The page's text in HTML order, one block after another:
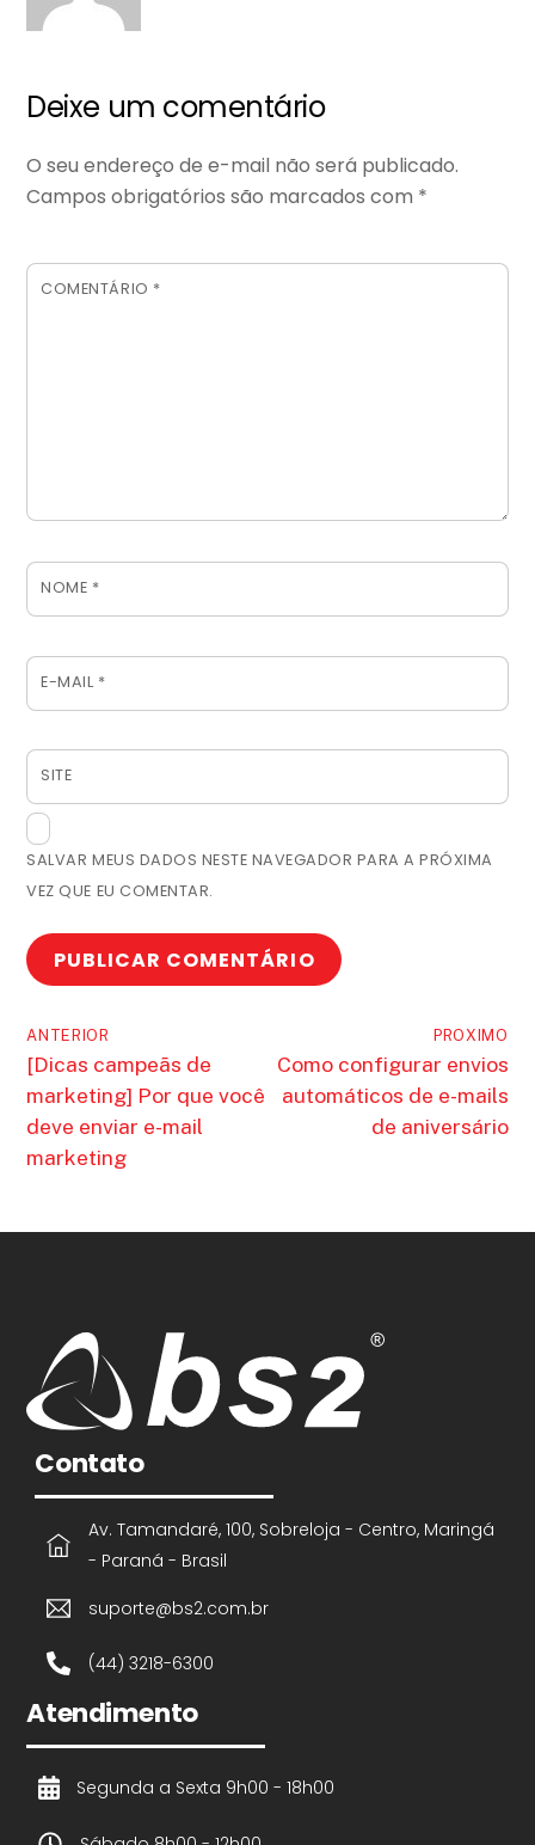
Deixe um comentário
O seu endereço de e-mail não será publicado.
Campos obrigatórios são marcados com *
COMENTÁRIO *
NOME *
E-MAIL *
SITE
SALVAR MEUS DADOS NESTE NAVEGADOR PARA A PRÓXIMA
VEZ QUE EU COMENTAR.
ANTERIOR
[Dicas campeãs de
marketing] Por que você
deve enviar e-mail
marketing
PROXIMO
Como configurar envios
automáticos de e-mails
de aniversário
Contato
Av. Tamandaré, 100, Sobreloja - Centro, Maringá
- Paraná - Brasil
suporte@bs2.com.br
(44) 3218-6300
Atendimento
Segunda a Sexta 9h00 - 18h00